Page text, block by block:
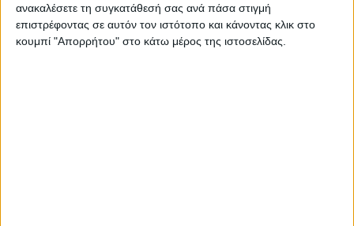
ανακαλέσετε τη συγκατάθεσή σας ανά πάσα στιγμή
επιστρέφοντας σε αυτόν τον ιστότοπο και κάνοντας κλικ στο
κουμπί "Απορρήτου" στο κάτω μέρος της ιστοσελίδας.